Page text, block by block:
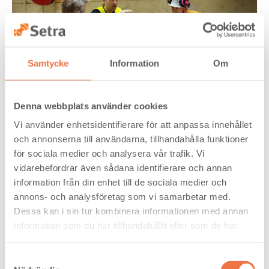
Samtycke Information Om
Denna webbplats använder cookies
Vi använder enhetsidentifierare för att anpassa innehållet
och annonserna till användarna, tillhandahålla funktioner
för sociala medier och analysera vår trafik. Vi
vidarebefordrar även sådana identifierare och annan
information från din enhet till de sociala medier och
annons- och analysföretag som vi samarbetar med.
Dessa kan i sin tur kombinera informationen med annan
information som du har tillhandahållit eller som de har
Setras nollvision för arbetsolyckor
Setra har en nollvision för arbetsolyckor. Att ingen ska
skada sig på sin arbetsplats är en självklarhet. En god
säkerhetskultur, som baseras på kunskap och
förebyggande insatser är en viktig förutsättning för att
minska antalet olycksfall. Vårt mål för 2025 är färre än 10
olyckor med sjukskrivning som följd per miljon arbetade
timmar (LTA Frequency Rate).
Arbetsplatsolyckor rapporteras och följs upp i
riktlinjer och internationella bestämmelser om sanktioner. I